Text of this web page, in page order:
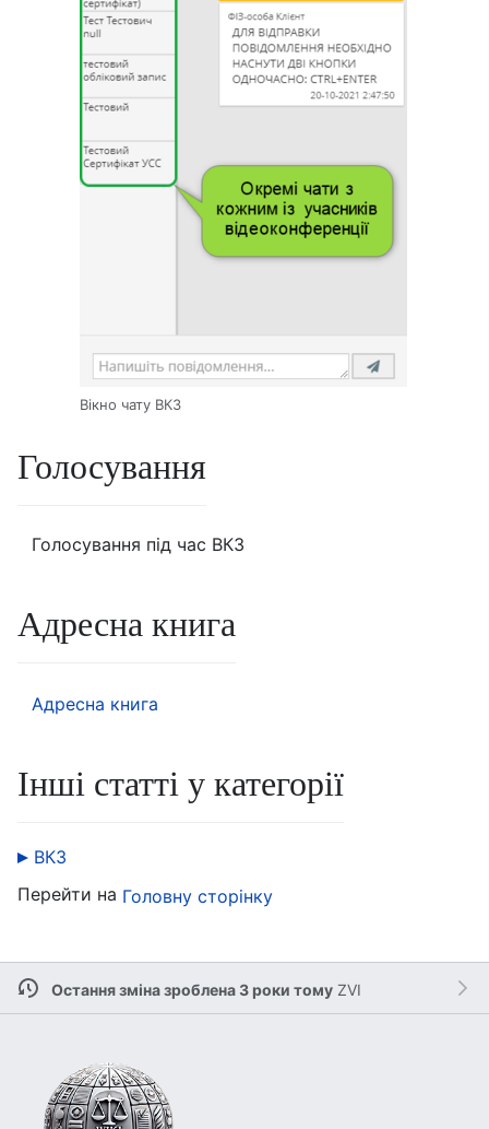
Вікно чату ВКЗ
Голосування
Голосування під час ВКЗ
Адресна книга
Адресна книга
Інші статті у категорії
ВКЗ
Перейти на Головну сторінку
Остання зміна зроблена 3 роки тому ZVI